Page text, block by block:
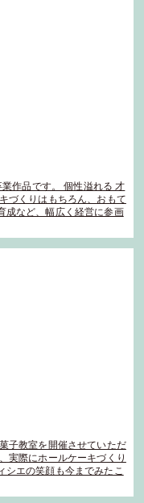
作品です。 個性溢れる 才
づくりはもちろん、おもて
成など、幅広く経営に参画
子教室を開催させていただ
実際にホールケーキづくり
シエの笑顔も今までみたこ